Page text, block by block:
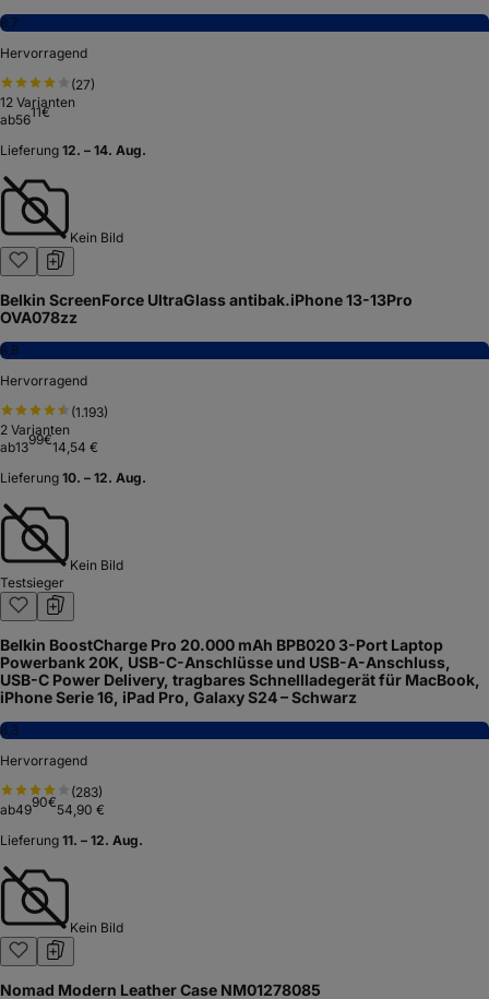
8,7
Hervorragend
(27)
12 Varianten
ab5611€
Lieferung 12. – 14. Aug.
Kein Bild
Belkin ScreenForce UltraGlass antibak.iPhone 13-13Pro
OVA078zz
8,8
Hervorragend
(1.193)
2 Varianten
ab1399€14,54 €
Lieferung 10. – 12. Aug.
Kein Bild
Testsieger
Belkin BoostCharge Pro 20.000 mAh BPB020 3-Port Laptop
Powerbank 20K, USB-C-Anschlüsse und USB-A-Anschluss,
USB-C Power Delivery, tragbares Schnellladegerät für MacBook,
iPhone Serie 16, iPad Pro, Galaxy S24 – Schwarz
8,3
Hervorragend
(283)
ab4990€54,90 €
Lieferung 11. – 12. Aug.
Kein Bild
Nomad Modern Leather Case NM01278085